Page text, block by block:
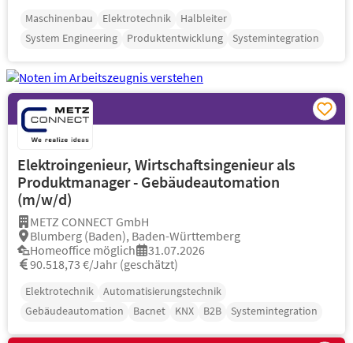
Maschinenbau Elektrotechnik
Halbleiter
System Engineering
Produktentwicklung Systemintegration
Elektroingenieur, Wirtschaftsingenieur als
Produktmanager - Gebäudeautomation
(m/w/d)
METZ CONNECT GmbH
Blumberg (Baden), Baden-Württemberg
Homeoffice möglich
31.07.2026
90.518,73 €/Jahr (geschätzt)
Elektrotechnik
Automatisierungstechnik
Gebäudeautomation
Bacnet KNX B2B Systemintegration